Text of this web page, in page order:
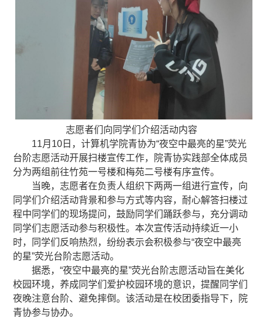
志愿者们向同学们介绍活动内容
11月10日，计算机学院青协为“夜空中最亮的星”荧光
台阶志愿活动开展扫楼宣传工作，院青协实践部全体成员
分为两组前往竹苑一号楼和梅苑二号楼有序宣传。
当晚，志愿者在负责人组织下两两一组进行宣传，向
同学们介绍活动背景和参与方式等内容，耐心解答扫楼过
程中同学们的现场提问 ， 鼓励同学们踊跃参与，充分调动
同学们志愿活动参与积极性。 本次宣传活动持续近一小
时，同学们反响热烈，纷纷表示会积极参与“夜空中最亮
的星”荧光台阶志愿活动。
据悉，“夜空中最亮的星”荧光台阶志愿活动旨在美化
校园环境，养成同学们爱护校园环境的意识，提醒同学们
夜晚注意台阶、避免摔倒。该活动是在校团委指导下，院
青协参与协办。